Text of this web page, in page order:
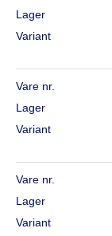
Lager
Variant
Vare nr.
Lager
Variant
Vare nr.
Lager
Variant